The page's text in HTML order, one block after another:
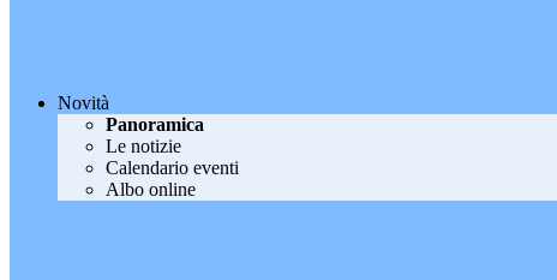
Novità
Panoramica
Le notizie
Calendario eventi
Albo online